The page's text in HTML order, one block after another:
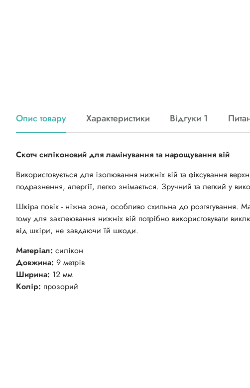
Опис товару Характеристики Відгуки 1
Скотч силіконовий для ламінування та нарощування вій
Використовується для ізолювання нижніх вій та фіксування
подразнення, алергії, легко знімається. Зручний та легкий у
Шкіра повік - ніжна зона, особливо схильна до розтягування.
тому для заклеювання нижніх вій потрібно використовувати
від шкіри, не завдаючи їй шкоди.
Матеріал: силікон
Довжина: 9 метрів
Ширина: 12 мм
Колір: прозорий